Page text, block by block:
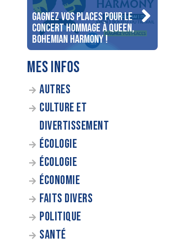
Gagnez vos places pour le
concert Hommage à Queen,
Bohemian Harmony !
MES INFOS
AUTRES
CULTURE ET
DIVERTISSEMENT
ÉCOLOGIE
ÉCOLOGIE
ÉCONOMIE
FAITS DIVERS
POLITIQUE
SANTÉ